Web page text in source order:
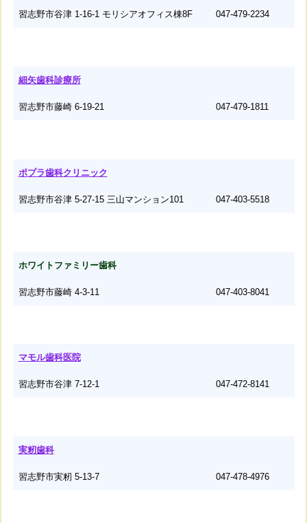
習志野市谷津 1-16-1 モリシアオフィス棟8F 047-479-2234
細矢歯科診療所
習志野市藤崎 6-19-21 047-479-1811
ポプラ歯科クリニック
習志野市谷津 5-27-15 三山マンション101 047-403-5518
ホワイトファミリー歯科
習志野市藤崎 4-3-11 047-403-8041
マモル歯科医院
習志野市谷津 7-12-1 047-472-8141
実籾歯科
習志野市実籾 5-13-7 047-478-4976